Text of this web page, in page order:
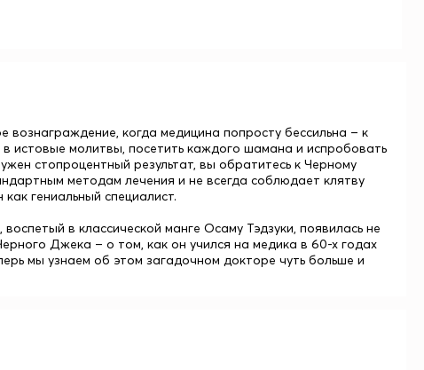
когда медицина попросту бессильна – к
истовые молитвы, посетить каждого шамана и испробовать
стопроцентный результат, вы обратитесь к Черному
методам лечения и не всегда соблюдает клятву
гениальный специалист.
в классической манге Осаму Тэдзуки, появилась не
Джека – о том, как он учился на медика в 60-х годах
мы узнаем об этом загадочном докторе чуть больше и